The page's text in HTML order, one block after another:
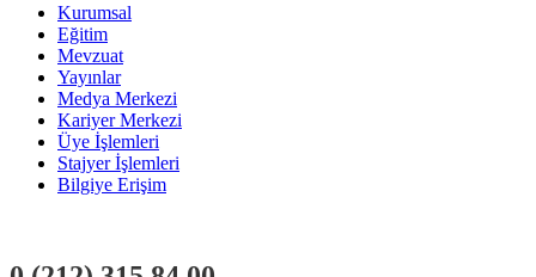
Kurumsal
Eğitim
Mevzuat
Yayınlar
Medya Merkezi
Kariyer Merkezi
Üye İşlemleri
Stajyer İşlemleri
Bilgiye Erişim